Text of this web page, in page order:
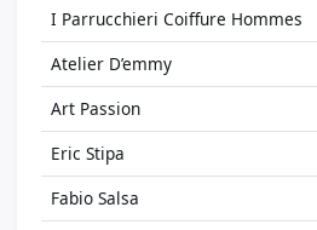
I Parrucchieri Coiffure Hommes
Atelier D’emmy
Art Passion
Eric Stipa
Fabio Salsa